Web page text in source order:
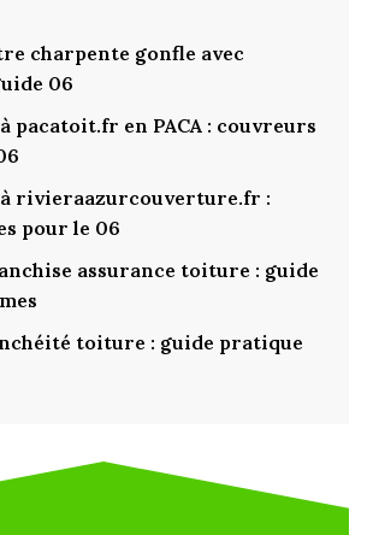
charpente gonfle avec
06
pacatoit.fr en PACA : couvreurs
rivieraazurcouverture.fr :
pour le 06
assurance toiture : guide
toiture : guide pratique